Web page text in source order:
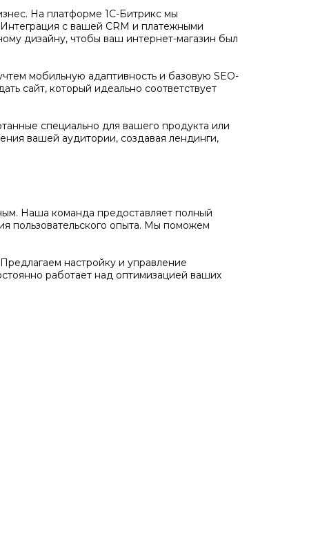
На платформе 1С-Битрикс мы
с вашей CRM и платежными
дизайну, чтобы ваш интернет-магазин был
мобильную адаптивность и базовую SEO-
сайт, который идеально соответствует
специально для вашего продукта или
вашей аудитории, создавая лендинги,
Наша команда предоставляет полный
пользовательского опыта. Мы поможем
настройку и управление
работает над оптимизацией ваших